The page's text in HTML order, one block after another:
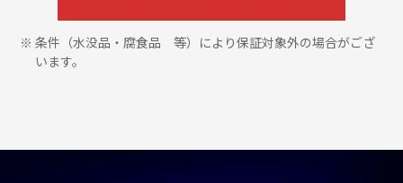
条件（水没品・腐食品 等）により保証対象外の場合がござ
います。